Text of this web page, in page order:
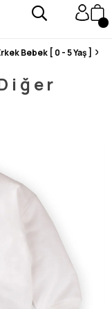
PUAN ALDI ⭐⭐⭐⭐⭐
ÜRÜN
Bebek [ 0 - 5 Yaş ]